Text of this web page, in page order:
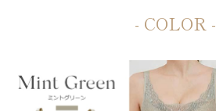
- COLOR -